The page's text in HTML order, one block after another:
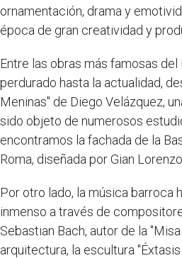
ornamentación, drama y
época de gran creatividad y
Entre las obras más famosas del
perdurado hasta la actualidad,
Meninas" de Diego Velázquez,
sido objeto de numerosos
encontramos la fachada de la
Roma, diseñada por Gian
Por otro lado, la música barroca
inmenso a través de
Sebastian Bach, autor de la
arquitectura, la escultura